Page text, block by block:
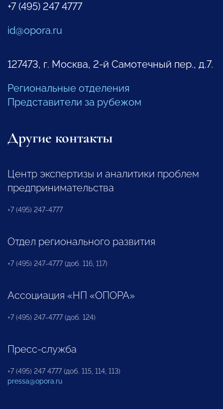
+7 (495) 247 4777
id@opora.ru
127473, г. Москва, 2-й Самотечный пер., д.7.
Региональные отделения
Представители за рубежом
Другие контакты
Центр экспертизы и аналитики проблем
предпринимательства
+7 (495) 247-4777
Отдел регионального развития
+7 (495) 247-4777 (доб. 116, 117)
Ассоциация «НП «ОПОРА»
+7 (495) 247-4777 (доб. 124)
Пресс-служба
+7 (495) 247 4777 (доб. 115, 114, 113)
pressa@opora.ru